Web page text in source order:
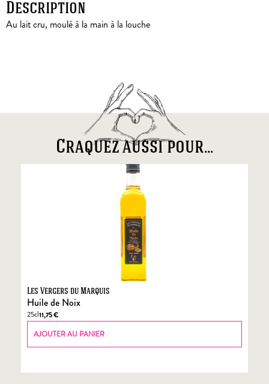
Description
Au lait cru, moulé à la main à la louche
Craquez aussi pour...
Les Vergers du Marquis
Huile de Noix
25cl11,75€
AJOUTER AU PANIER